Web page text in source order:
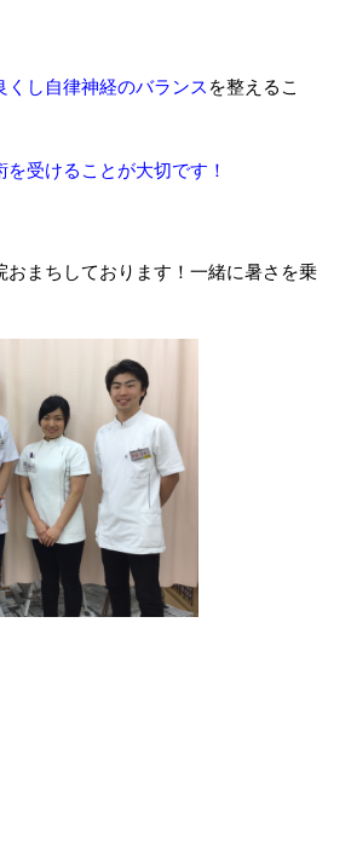
くし自律神経のバランス を整えるこ
受けることが大切です！
おまちしております！一緒に暑さを乗